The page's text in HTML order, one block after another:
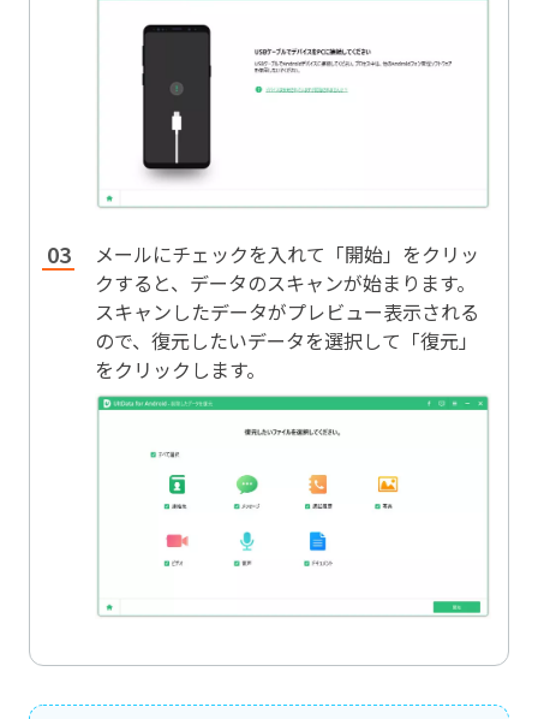
メールにチェックを入れて「開始」をクリッ
クすると、データのスキャンが始まります。
スキャンしたデータがプレビュー表示される
ので、復元したいデータを選択して「復元」
をクリックします。